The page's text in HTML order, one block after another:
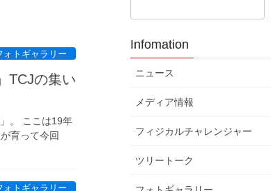
ォトギャラリー
TCJの集い
。 ここは19年
育って今回
ォトギャラリー
Infomation
ニュース
メディア情報
フィジカルチャレンジャー
ツリートーク